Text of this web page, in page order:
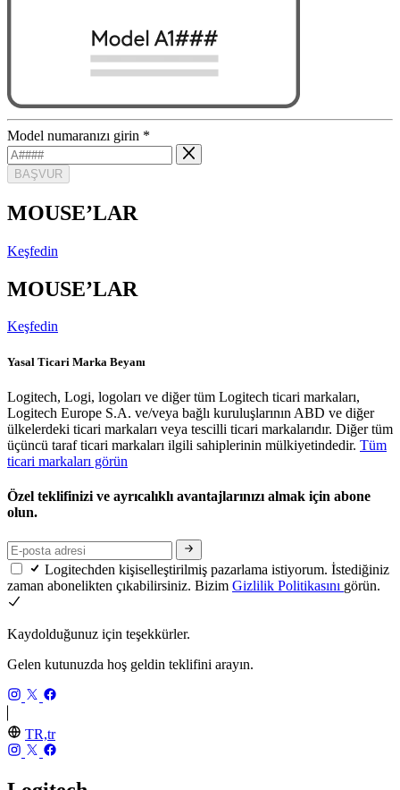
Model numaranızı girin *
BAŞVUR
MOUSE’LAR
Keşfedin
MOUSE’LAR
Keşfedin
Yasal Ticari Marka Beyanı
Logitech, Logi, logoları ve diğer tüm Logitech ticari markaları,
Logitech Europe S.A. ve/veya bağlı kuruluşlarının ABD ve diğer
ülkelerdeki ticari markaları veya tescilli ticari markalarıdır. Diğer tüm
üçüncü taraf ticari markaları ilgili sahiplerinin mülkiyetindedir. Tüm
ticari markaları görün
Özel teklifinizi ve ayrıcalıklı avantajlarınızı almak için abone
olun.
Logitechden kişiselleştirilmiş pazarlama istiyorum. İstediğiniz
zaman abonelikten çıkabilirsiniz. Bizim Gizlilik Politikasını görün.
Kaydolduğunuz için teşekkürler.
Gelen kutunuzda hoş geldin teklifini arayın.
TR,tr